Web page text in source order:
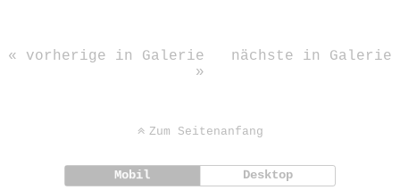
« vorherige in Galerie
nächste in Galerie
»
Zum Seitenanfang
Mobil Desktop